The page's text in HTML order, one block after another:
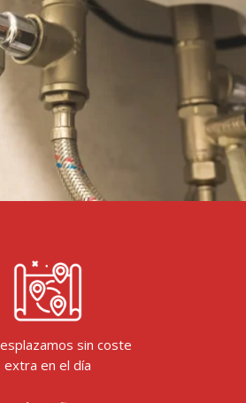
sin coste
extra en el día